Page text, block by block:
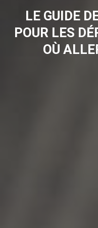
LE GUIDE
POUR LES
OÙ